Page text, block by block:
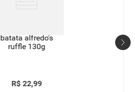
batata alfredo's
ruffle 130g
R$ 22,99